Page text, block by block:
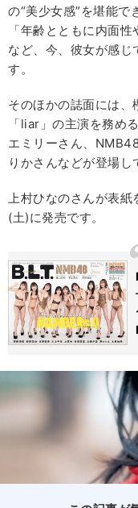
の“美少女感”を堪能で
「年齢とともに内面
など、今、彼女が感じ
す。
そのほかの誌面には
「liar」の主演を務め
エミリーさん、
りかさんなどが登場し
上村ひなのさんが表
(土)に発売です。